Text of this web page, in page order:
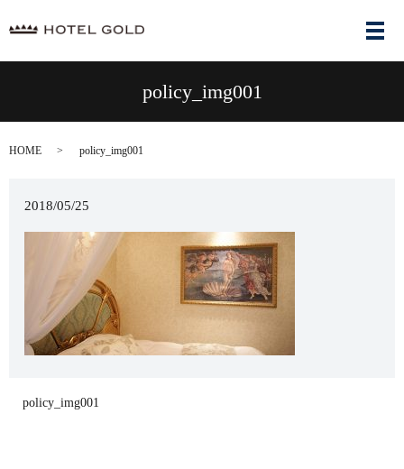
メ
policy_img001
HOME policy_img001
2018/05/25
policy_img001